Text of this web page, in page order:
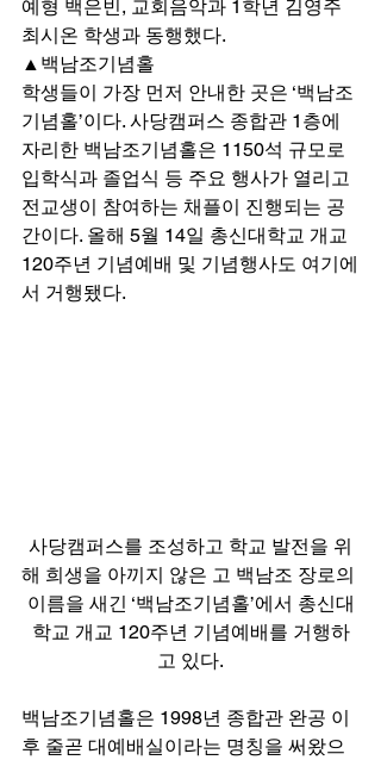
예형 백은빈, 교회음악과 1학년 김영주
최시온 학생과 동행했다.
▲백남조기념홀
학생들이 가장 먼저 안내한 곳은 ‘백남조
기념홀’이다. 사당캠퍼스 종합관 1층에
자리한 백남조기념홀은 1150석 규모로
입학식과 졸업식 등 주요 행사가 열리고
전교생이 참여하는 채플이 진행되는 공
간이다. 올해 5월 14일 총신대학교 개교
120주년 기념예배 및 기념행사도 여기에
서 거행됐다.
사당캠퍼스를 조성하고 학교 발전을 위
해 희생을 아끼지 않은 고 백남조 장로의
이름을 새긴 ‘백남조기념홀’에서 총신대
학교 개교 120주년 기념예배를 거행하
고 있다.
백남조기념홀은 1998년 종합관 완공 이
후 줄곧 대예배실이라는 명칭을 써왔으